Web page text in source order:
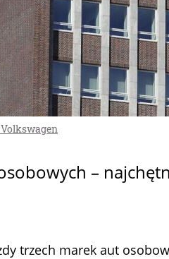
–
trzech marek aut